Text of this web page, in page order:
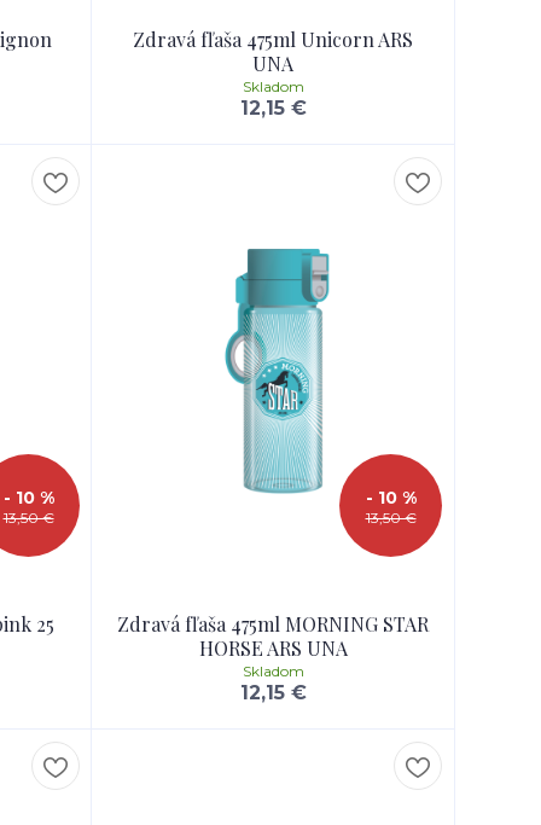
Zdravá fľaša 475ml Unicorn ARS
UNA
12,15 €
Skladom
13,50 €
- 10 %
25
13,50 €
- 10 %
Zdravá fľaša 475ml MORNING STAR
HORSE ARS UNA
12,15 €
Skladom